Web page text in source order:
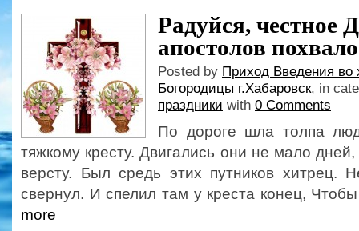
Радуйся, честное
апостолов
Posted by Приход Введения во
Богородицы г.Хабаровск, in
праздники with 0 Comments
По дороге шла толпа
тяжкому кресту. Двигались они не мало
версту. Был средь этих путников хитрец.
свернул. И спелил там у креста конец,
more